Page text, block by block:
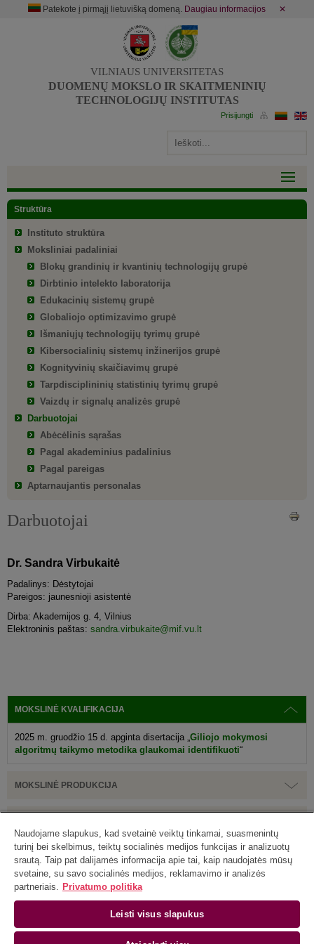
Patekote į pirmąjį lietuvišką domeną. Daugiau informacijos ✕
VILNIAUS UNIVERSITETAS
DUOMENŲ MOKSLO IR SKAITMENINIŲ
TECHNOLOGIJŲ INSTITUTAS
Struktūra
Instituto struktūra
Moksliniai padaliniai
Blokų grandinių ir kvantinių technologijų grupė
Dirbtinio intelekto laboratorija
Edukacinių sistemų grupė
Globaliojo optimizavimo grupė
Išmaniųjų technologijų tyrimų grupė
Kibersocialinių sistemų inžinerijos grupė
Kognityvinių skaičiavimų grupė
Tarpdisciplininių statistinių tyrimų grupė
Vaizdų ir signalų analizės grupė
Darbuotojai
Abėcėlinis sąrašas
Pagal akademinius padalinius
Pagal pareigas
Aptarnaujantis personalas
Darbuotojai
Dr. Sandra Virbukaitė
Padalinys: Dėstytojai
Pareigos: jaunesnioji asistentė
Dirba: Akademijos g. 4, Vilnius
Elektroninis paštas: sandra.virbukaite@mif.vu.lt
MOKSLINĖ KVALIFIKACIJA
2025 m. gruodžio 15 d. apginta disertacija „Giliojo mokymosi
algoritmų taikymo metodika glaukomai identifikuoti“
MOKSLINĖ PRODUKCIJA
MOKSLINĖ IR PEDAGOGINĖ KVALIFIKACIJA
PEDAGOGINĖ VEIKLA
Vilniaus universiteto Duomenų mokslo ir skaitmeninių technologijų institutas |
Akademijos g. 4, LT-08412 Vilnius
Naudojame slapukus, kad svetainė veiktų tinkamai, suasmenintų
turinį bei skelbimus, teiktų socialinės medijos funkcijas ir analizuotų
srautą. Taip pat dalijamės informacija apie tai, kaip naudojatės mūsų
svetaine, su savo socialinės medijos, reklamavimo ir analizės
partneriais. Privatumo politika
Leisti visus slapukus